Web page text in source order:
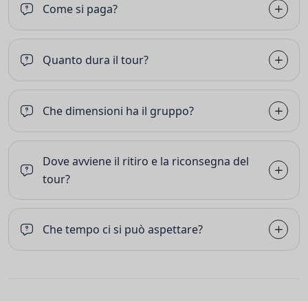
Come si paga?
Quanto dura il tour?
Che dimensioni ha il gruppo?
Dove avviene il ritiro e la riconsegna del
tour?
Che tempo ci si può aspettare?